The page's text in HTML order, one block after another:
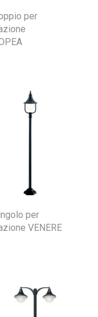
per
per
VENERE